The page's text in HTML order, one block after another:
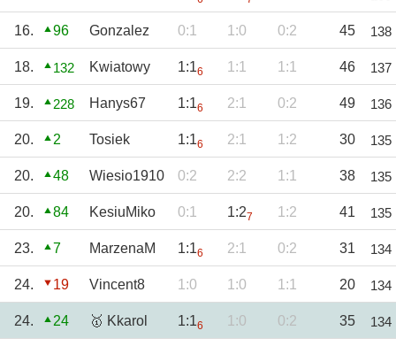
16. 96 Gonzalez 0:1 1:0 0:2 45 138
18. 132 Kwiatowy 1:16 1:1 1:1 46 137
19. 228 Hanys67 1:16 2:1 0:2 49 136
20. 2 Tosiek 1:16 2:1 1:2 30 135
20. 48 Wiesio1910 0:2 2:2 1:1 38 135
20. 84 KesiuMiko 0:1 1:27 1:2 41 135
23. 7 MarzenaM 1:16 2:1 0:2 31 134
24. 19 Vincent8 1:0 1:0 1:1 20 134
24. 24 🥇 Kkarol 1:16 1:0 0:2 35 134